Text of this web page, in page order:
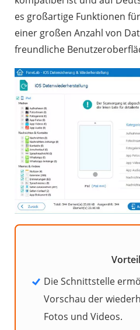
es großartige Funktionen
einer großen Anzahl von
freundliche
Die Schnittstelle
Vorschau der
Fotos und Videos.